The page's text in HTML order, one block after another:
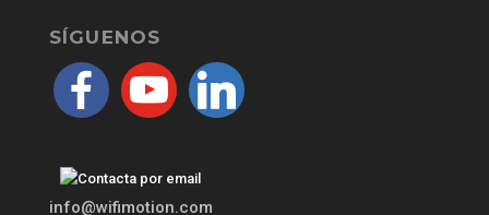
SÍGUENOS
facebook youtube linkedin
info@wifimotion.com